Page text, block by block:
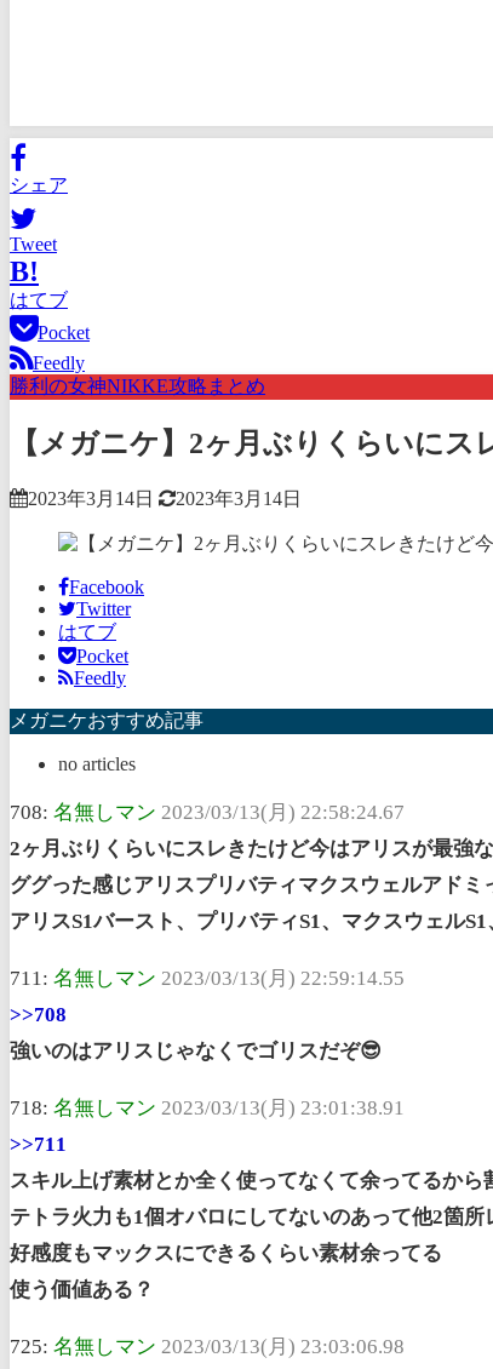
シェア
Tweet
B!
はてブ
Pocket
Feedly
勝利の女神NIKKE攻略まとめ
【メガニケ】2ヶ月ぶりくらいに
2023年3月14日 2023年3月14日
Facebook
Twitter
はてブ
Pocket
Feedly
メガニケおすすめ記事
no articles
708: 名無しマン 2023/03/13(月) 22:58:24.67
2ヶ月ぶりくらいにスレきたけど今はアリスが最強
ググった感じアリスプリバティマクスウェルアドミ
アリスS1バースト、プリバティS1、マクスウェル
711: 名無しマン 2023/03/13(月) 22:59:14.55
>>708
強いのはアリスじゃなくでゴリスだぞ😎
718: 名無しマン 2023/03/13(月) 23:01:38.91
>>711
スキル上げ素材とか全く使ってなくて余ってるか
テトラ火力も1個オバロにしてないのあって他2箇所
好感度もマックスにできるくらい素材余ってる
使う価値ある？
725: 名無しマン 2023/03/13(月) 23:03:06.98